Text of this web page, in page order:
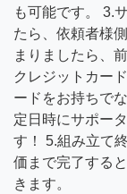
も可能です。 3.
たら、依頼者様
まりましたら、
クレジットカー
ードをお持ちで
定日時にサポー
す！ 5.組み立て
価まで完了する
きます。